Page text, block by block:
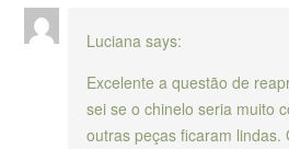
Luciana says:
Excelente a questão de
sei se o chinelo seria muito
outras peças ficaram lindas.